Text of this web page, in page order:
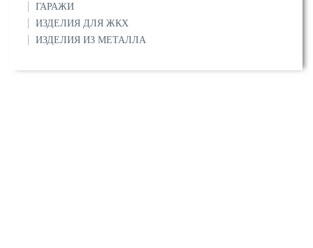
ГАРАЖИ
ИЗДЕЛИЯ ДЛЯ ЖКХ
ИЗДЕЛИЯ ИЗ МЕТАЛЛА